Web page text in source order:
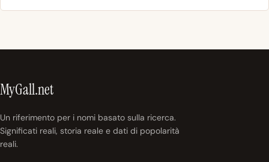
MyGall.net
Un riferimento per i nomi basato sulla ricerca.
Significati reali, storia reale e dati di popolarità
reali.